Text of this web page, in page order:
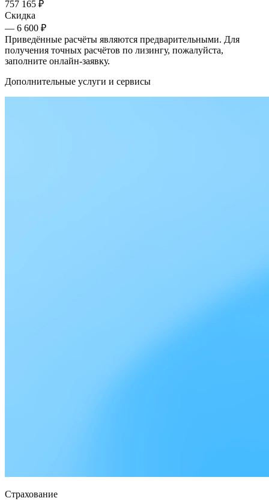
757 165 ₽
Скидка
— 6 600 ₽
Приведённые расчёты являются предварительными. Для
получения точных расчётов по лизингу, пожалуйста,
заполните онлайн-заявку.
Дополнительные услуги и сервисы
Страхование